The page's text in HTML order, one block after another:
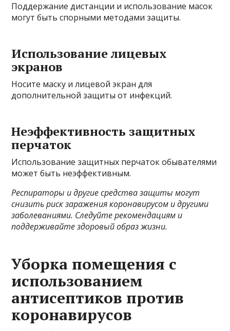
Поддержание дистанции и использование масок
могут быть спорными методами защиты.
Использование лицевых
экранов
Носите маску и лицевой экран для
дополнительной защиты от инфекций.
Неэффективность защитных
перчаток
Использование защитных перчаток обывателями
может быть неэффективным.
Респираторы и другие средства защиты могут
снизить риск заражения коронавирусом и другими
заболеваниями. Следуйте рекомендациям и
поддерживайте здоровый образ жизни.
Уборка помещения с
использованием
антисептиков против
коронавирусов